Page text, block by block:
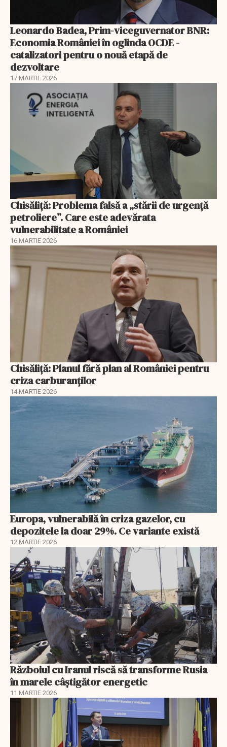
Leonardo Badea, Prim-viceguvernator BNR:
Economia României în oglinda OCDE -
catalizatori pentru o nouă etapă de
dezvoltare
17 MARTIE 2026
Chisăliță: Problema falsă a „stării de urgență
petroliere”. Care este adevărata
vulnerabilitate a României
16 MARTIE 2026
Chisăliță: Planul fără plan al României pentru
criza carburanților
14 MARTIE 2026
Europa, vulnerabilă în criza gazelor, cu
depozitele la doar 29%. Ce variante există
12 MARTIE 2026
Războiul cu Iranul riscă să transforme Rusia
în marele câștigător energetic
11 MARTIE 2026